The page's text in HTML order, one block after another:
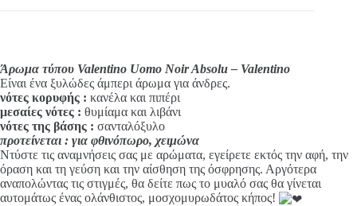
Άρωμα τύπου Valentino Uomo Noir Absolu – Valentino
Είναι ένα ξυλώδες άμπερι άρωμα για άνδρες.
νότες κορυφής : κανέλα και πιπέρι
μεσαίες νότες : θυμίαμα και λιβάνι
νότες της βάσης : σανταλόξυλο
προτείνεται : για φθινόπωρο, χειμώνα
Ντύστε τις αναμνήσεις σας με αρώματα, εγείρετε εκτός την αφή, την
όραση και τη γεύση και την αίσθηση της όσφρησης. Αργότερα
αναπολώντας τις στιγμές, θα δείτε πως το μυαλό σας θα γίνεται
αυτομάτως ένας ολάνθιστος, μοσχομυρωδάτος κήπος!